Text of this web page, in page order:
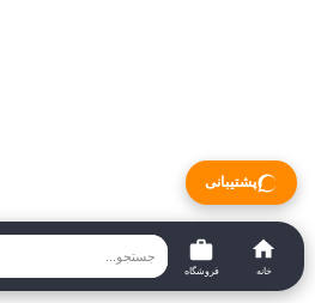
پشتیبانی
خانه فروشگاه